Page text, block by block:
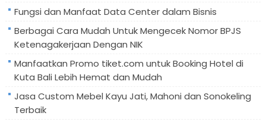
Fungsi dan Manfaat Data Center dalam Bisnis
Berbagai Cara Mudah Untuk Mengecek Nomor BPJS
Ketenagakerjaan Dengan NIK
Manfaatkan Promo tiket.com untuk Booking Hotel di
Kuta Bali Lebih Hemat dan Mudah
Jasa Custom Mebel Kayu Jati, Mahoni dan Sonokeling
Terbaik